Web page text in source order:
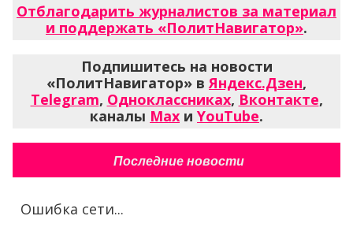
Отблагодарить журналистов за материал
и поддержать «ПолитНавигатор».
Подпишитесь на новости
«ПолитНавигатор» вЯндекс.Дзен,
Telegram, Одноклассниках, Вконтакте,
каналы Max и YouTube.
Последние новости
Ошибка сети...